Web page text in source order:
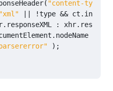
( "content-type"
"xml" !type && ct . indexOf
. responseXML : xhr.
. nodeName
);